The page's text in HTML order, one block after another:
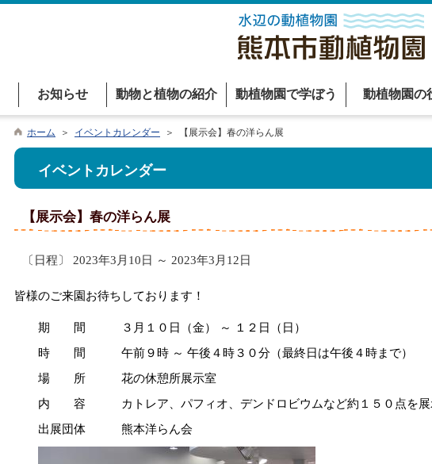
お知らせ 動物と植物の紹介 動植物園で学ぼう 動植物園の
ホーム ＞ イベントカレンダー ＞ 【展示会】春の洋らん展
イベントカレンダー
【展示会】春の洋らん展
〔日程〕 2023年3月10日 ～ 2023年3月12日
皆様のご来園お待ちしております！
期 間 ３月１０日（金） ～ １２日（日）
時 間 午前９時 ～ 午後４時３０分（最終日は午後４時まで）
場 所 花の休憩所展示室
内 容 カトレア、パフィオ、デンドロビウムなど約１５０点を展
出展団体 熊本洋らん会